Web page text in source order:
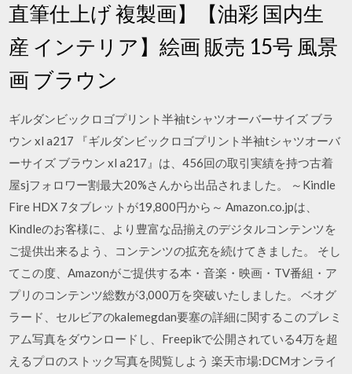
直筆仕上げ 複製画】【油彩 国内生
産 インテリア】絵画 販売 15号 風景
画 ブラウン
ギルダンビックロゴプリント半袖tシャツオーバーサイズ ブラ
ウン xl a217 『ギルダンビックロゴプリント半袖tシャツオーバ
ーサイズ ブラウン xl a217』は、456回の取引実績を持つ古着
屋sjフォロワー割最大20%さんから出品されました。 ～Kindle
Fire HDX 7タブレットが19,800円から～ Amazon.co.jpは、
Kindleのお客様に、より豊富な品揃えのデジタルコンテンツを
ご提供出来るよう、コンテンツの拡充を続けてきました。 そし
てこの度、Amazonがご提供する本・音楽・映画・TV番組・ア
プリのコンテンツ総数が3,000万を突破いたしました。 ベオグ
ラード、セルビアのkalemegdan要塞の詳細に関するこのプレミ
アム写真をダウンロードし、Freepikで公開されている4万を超
えるプロのストック写真を閲覧しよう 楽天市場:DCMオンライ